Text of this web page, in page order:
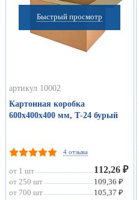
Быстрый просмотр
артикул 10002
Картонная коробка
600х400х400 мм, Т-24 бурый
4 отзыва
от 1 шт 112,26 ₽
от 250 шт
109,36 ₽
от 700 шт
105,37 ₽